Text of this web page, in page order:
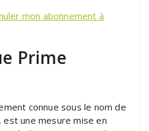
mon abonnement à
Prime
connue sous le nom de
une mesure mise en